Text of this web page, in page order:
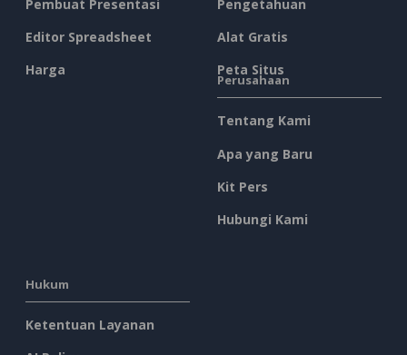
Pembuat Presentasi
Editor Spreadsheet
Harga
Pengetahuan
Alat Gratis
Peta Situs
Perusahaan
Tentang Kami
Apa yang Baru
Kit Pers
Hubungi Kami
Hukum
Ketentuan Layanan